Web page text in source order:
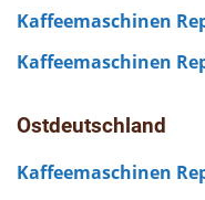
Kaffeemaschinen
Kaffeemaschinen
Ostdeutschland
Kaffeemaschinen